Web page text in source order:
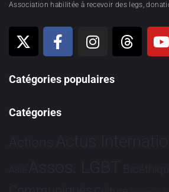
Association habilitée à recevoir des legs,
Catégories populaires
Catégories
Actions Actus
Asie Assos. LGBT